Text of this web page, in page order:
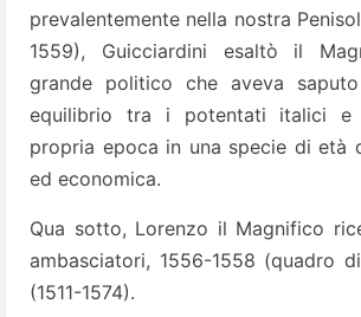
prevalentemente nella nostra
1559), Guicciardini esaltò il
grande politico che aveva
equilibrio tra i potentati italici e
propria epoca in una specie di età
ed economica.
Qua sotto, Lorenzo il Magnifico
ambasciatori, 1556-1558 (quadro
(1511-1574).